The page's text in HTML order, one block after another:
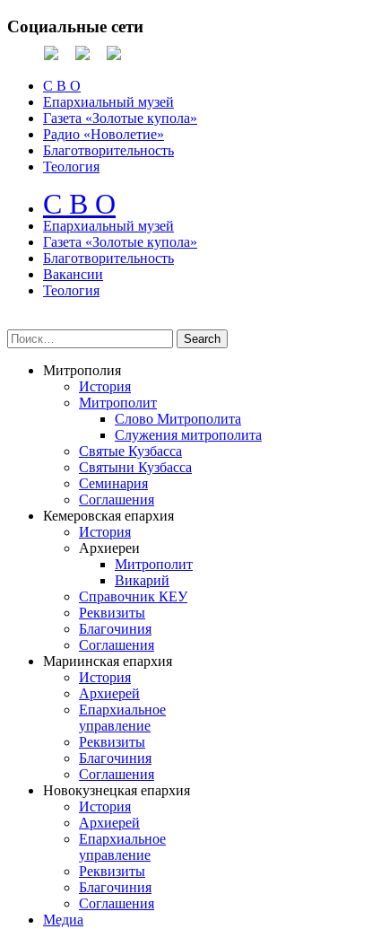
Социальные сети
С В О
Епархиальный музей
Газета «Золотые купола»
Радио «Новолетие»
Благотворительность
Теология
С В О
Епархиальный музeй
Газета «Золотые купола»
Благотворительность
Вакансии
Теология
Митрополия
История
Митрополит
Слово Митрополита
Служения митрополита
Святые Кузбасса
Святыни Кузбасса
Семинария
Соглашения
Кемеровская епархия
История
Архиереи
Митрополит
Викарий
Справочник КЕУ
Реквизиты
Благочиния
Соглашения
Мариинская епархия
История
Архиерей
Епархиальное
управление
Реквизиты
Благочиния
Соглашения
Новокузнецкая епархия
История
Архиерей
Епархиальное
управление
Реквизиты
Благочиния
Соглашения
Медиа